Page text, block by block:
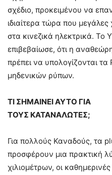
σχέδιο, προκειμένου να
ιδιαίτερα τώρα που
στα κινεζικά ηλεκτρικά. Το
επιβεβαίωσε, ότι η
πρέπει να υπολογίζονται
μηδενικών ρύπων.
ΤΙ ΣΗΜΑΙΝΕΙ ΑΥΤΟ ΓΙΑ
ΤΟΥΣ ΚΑΤΑΝΑΛΩΤΕΣ;
Για πολλούς Καναδούς, τα
προσφέρουν μια πρακτική
χιλιομέτρων, οι